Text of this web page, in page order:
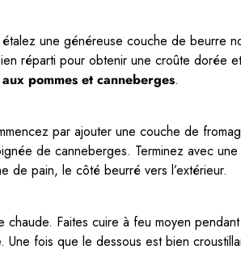
une généreuse couche de beurre
réparti pour obtenir une croûte dorée
pommes et canneberges.
par ajouter une couche de
de canneberges. Terminez avec
de pain, le côté beurré vers l’extérieur.
chaude. Faites cuire à feu moyen
fois que le dessous est bien